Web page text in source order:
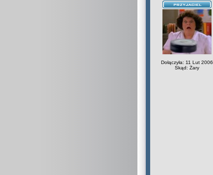
Dołączyła: 11 Lut 2006
Skąd: Żary